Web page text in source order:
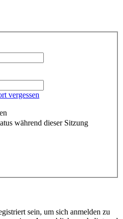
vergessen
während dieser Sitzung
sein, um sich anmelden zu